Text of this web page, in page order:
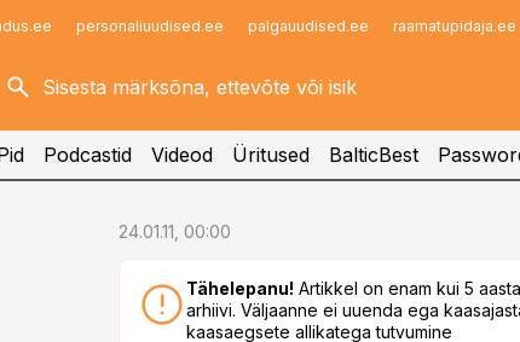
personaliuudised.ee palgauudised.ee raamatupidaja.ee
imelineajalugu.ee
Infopank
Podcastid Videod Üritused BalticBest
24.01.11, 00:00
Tähelepanu! Artikkel on enam kui 5
arhiivi. Väljaanne ei uuenda ega
kaasaegsete allikatega tutvumine